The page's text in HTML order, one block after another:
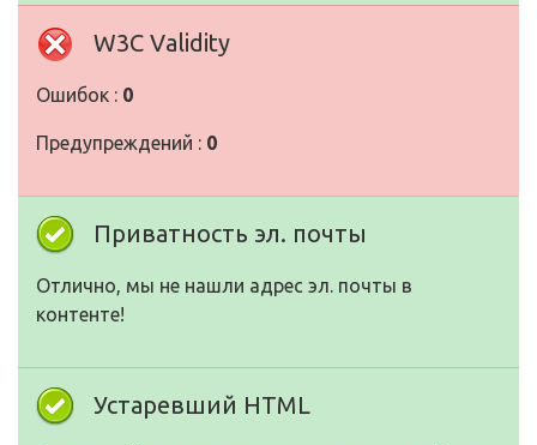
W3C Validity
Ошибок : 0
Предупреждений : 0
Приватность эл. почты
Отлично, мы не нашли адрес эл. почты в
контенте!
Устаревший HTML